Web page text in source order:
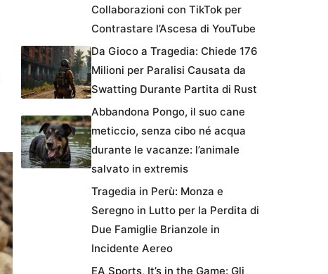
Collaborazioni con TikTok per
Contrastare l’Ascesa di YouTube
Da Gioco a Tragedia: Chiede 176
Milioni per Paralisi Causata da
Swatting Durante Partita di Rust
Abbandona Pongo, il suo cane
meticcio, senza cibo né acqua
durante le vacanze: l’animale
salvato in extremis
Tragedia in Perù: Monza e
Seregno in Lutto per la Perdita di
Due Famiglie Brianzole in
Incidente Aereo
EA Sports, It’s in the Game: Gli